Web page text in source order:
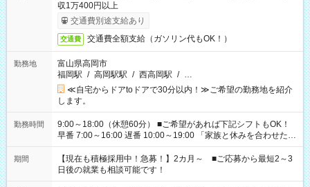
収1万400円以上
交通費別途支給あり
交通費 交通費全額支給（ガソリン代もOK！）
勤務地
富山県高岡市
福岡駅 / 高岡駅駅 / 西高岡駅 / …
≪自宅からドアtoドアで30分以内！≫ご希望の勤務地を紹介
します。
勤務時間
9:00～18:00（休憩60分） ■ご希望があれば下記シフトもOK！
早番 7:00～16:00 遅番 10:00～19:00 「家族と休みを合わせた
い」 「余裕を持って夕飯の準備がしたい」 「できれば残業はし
たくない」 など、ご希望を教えてくださいね。 ※Wワーク希望
の方へ 今ご覧のお仕事で希望する勤務時間と、もう1つのお仕事
の勤務時間。 合計で週40時間を超える場合は応募できません。
期間
【現在も積極採用中！急募！】2カ月～ ■ご応募から最短2～3
日後の就業も相談可能です！